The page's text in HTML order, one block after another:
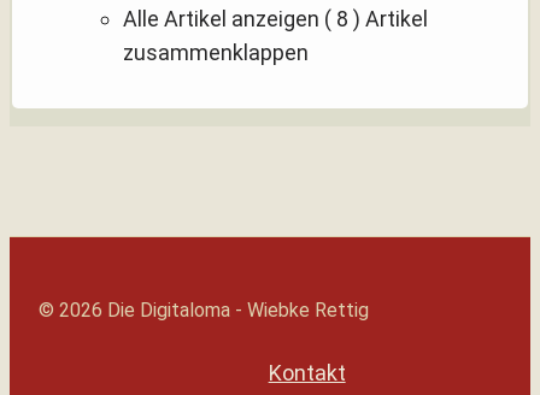
Alle Artikel anzeigen ( 8 ) Artikel
zusammenklappen
© 2026 Die Digitaloma - Wiebke Rettig
Kontakt